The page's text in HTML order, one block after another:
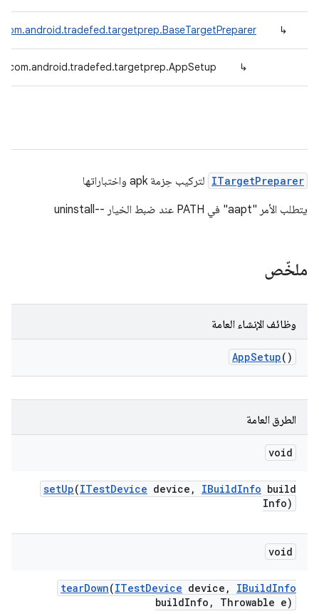
↳
com.android.tradefed.targetprep.BaseTargetPreparer
↳
com.android.tradefed.targetprep.AppSetup
ITargetPreparer لتركيب حِزمة apk واختباراتها
يتطلب الأمر "aapt" في PATH عند ضبط الخيار --uninstall
ملخّص
وظائف الإنشاء العامة
AppSetup()
الطرق العامة
void
setUp(ITestDevice device , IBuildInfo build
Info)
void
tearDown(ITestDevice device , IBuildInfo
buildInfo , Throwable e)